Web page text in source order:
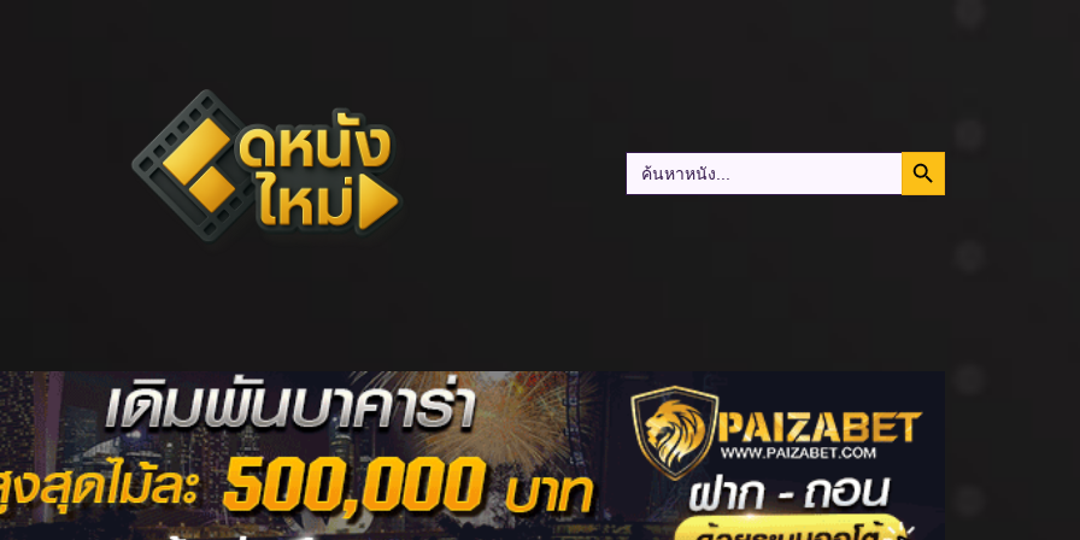
Search
for:
Search Button